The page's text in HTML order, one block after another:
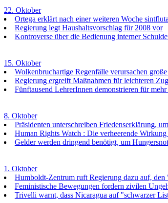
22. Oktober
Ortega erklärt nach einer weiteren Woche
Regierung legt Haushaltsvorschlag für 2008 vor
Kontroverse über die Bedienung interner
15. Oktober
Wolkenbruchartige Regenfälle verursachen
Regierung ergreift Maßnahmen für leichteren
Fünftausend LehrerInnen demonstrieren für
8. Oktober
Präsidenten unterschreiben Friedenserklärung,
Human Rights Watch : Die verheerende
Gelder werden dringend benötigt, um
1. Oktober
Humboldt-Zentrum ruft Regierung dazu auf,
Feministische Bewegungen fordern zivilen
Trivelli warnt, dass Nicaragua auf "schwarzer